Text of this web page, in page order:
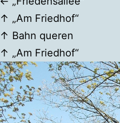
↑ „Am Friedhof“
↑ Bahn queren
↑ „Am Friedhof“